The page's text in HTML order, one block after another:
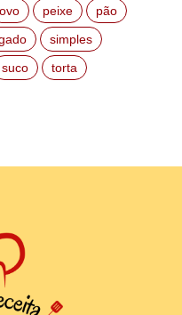
ovo peixe
pão
simples
suco torta